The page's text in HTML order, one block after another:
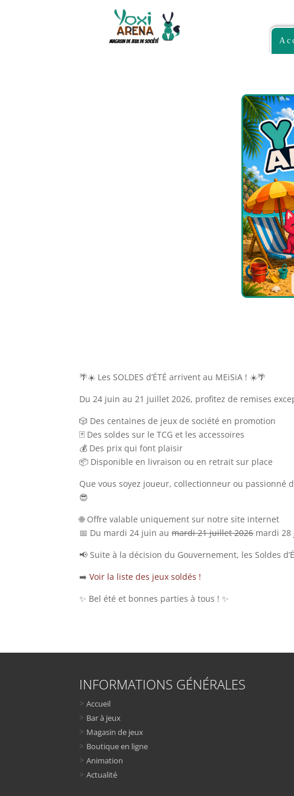
🌴☀️ Les SOLDES d’ÉTÉ arrivent au MEiSiA ! ☀️🌴
Du 24 juin au 21 juillet 2026, profitez de remises
🎲 Des centaines de jeux de société en promotion
🃏 Des soldes sur le TCG et les accessoires
💰 Des prix qui font plaisir
📦 Disponible en livraison ou en retrait sur place
Que vous soyez joueur, collectionneur ou passionné
😎
🌐 Offre valable uniquement sur notre site internet
📅 Du mardi 24 juin aumardi 21 juillet 2026mardi 28
📢 Suite à la décision du Gouvernement, les Soldes
➡️Voir la liste des jeux soldés !
✨ Bel été et bonnes parties à tous ! ✨
INFORMATIONS GÉNÉRALES
>Accueil
> Bar à jeux
> Magasin de jeux
> Boutique en ligne
>Animation
>Actualité